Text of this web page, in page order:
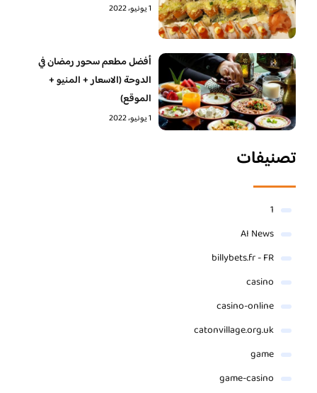
1 يونيو، 2022
أفضل مطعم سحور رمضان في
الدوحة (الاسعار + المنيو +
الموقع)
1 يونيو، 2022
تصنيفات
1
AI News
billybets.fr - FR
casino
casino-online
catonvillage.org.uk
game
game-casino